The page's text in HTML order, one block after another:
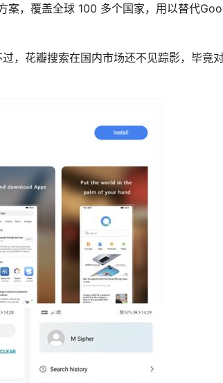
案，覆盖全球 100 多个国家，用以替代
，花瓣搜索在国内市场还不见踪影，毕竟